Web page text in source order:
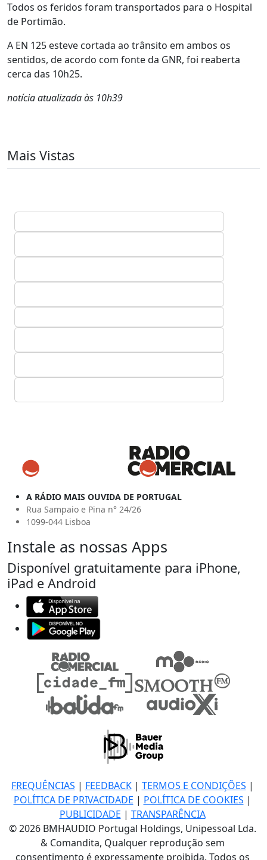
Todos os feridos foram transportados para o Hospital
de Portimão.
A EN 125 esteve cortada ao trânsito em ambos os
sentidos, de acordo com fonte da GNR, foi reaberta
cerca das 10h25.
notícia atualizada às 10h39
Mais Vistas
A RÁDIO MAIS OUVIDA DE PORTUGAL
Rua Sampaio e Pina n° 24/26
1099-044 Lisboa
Instale as nossas Apps
Disponível gratuitamente para iPhone,
iPad e Android
FREQUÊNCIAS | FEEDBACK| TERMOS E CONDIÇÕES |
POLÍTICA DE PRIVACIDADE | POLÍTICA DE COOKIES |
PUBLICIDADE | TRANSPARÊNCIA
© 2026 BMHAUDIO Portugal Holdings, Unipessoal Lda.
& Comandita, Qualquer reprodução sem
consentimento é expressamente proibida. Todos os